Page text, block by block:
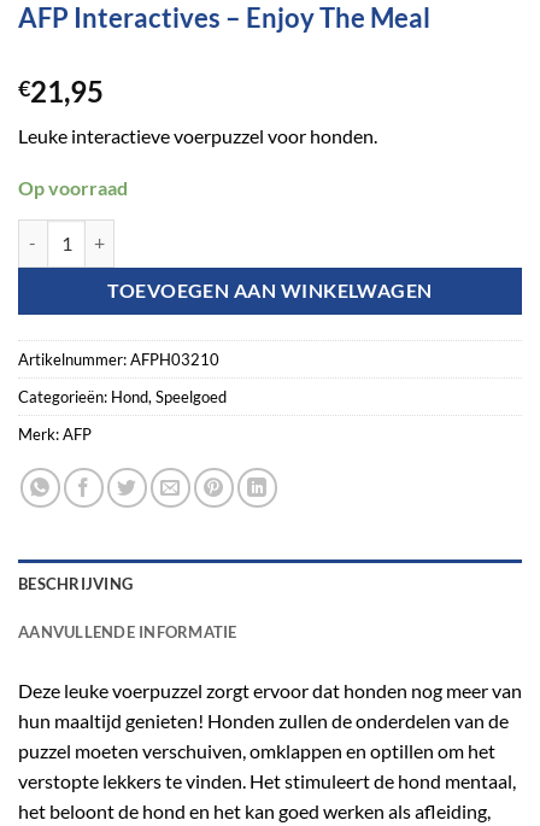
AFP Interactives – Enjoy The Meal
€21,95
Leuke interactieve voerpuzzel voor honden.
Op voorraad
TOEVOEGEN AAN WINKELWAGEN
Artikelnummer:AFPH03210
Categorieën: Hond, Speelgoed
Merk:AFP
BESCHRIJVING
AANVULLENDE INFORMATIE
Deze leuke voerpuzzel zorgt ervoor dat honden nog meer van
hun maaltijd genieten! Honden zullen de onderdelen van de
puzzel moeten verschuiven, omklappen en optillen om het
verstopte lekkers te vinden. Het stimuleert de hond mentaal,
het beloont de hond en het kan goed werken als afleiding,